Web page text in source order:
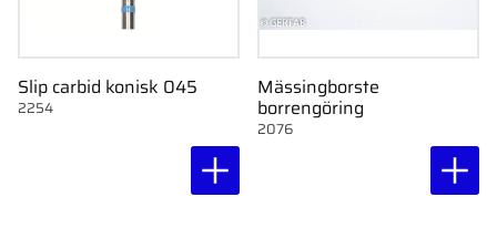
Slip carbid konisk 045
2254
Mässingborste
borrengöring
2076